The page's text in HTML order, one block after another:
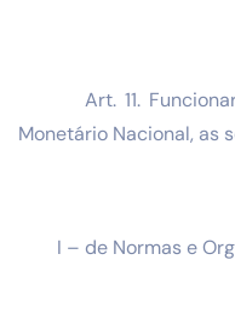
Art. 11.
Monetário Nacional, as
I – de Normas e